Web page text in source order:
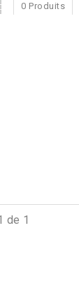
0 Produits
de 1